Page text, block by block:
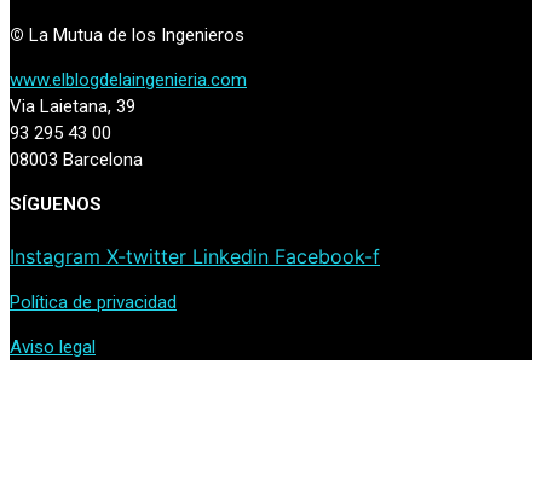
© La Mutua de los Ingenieros
www.elblogdelaingenieria.com
Via Laietana, 39
93 295 43 00
08003 Barcelona
SÍGUENOS
Instagram X-twitter Linkedin Facebook-f
Política de privacidad
Aviso legal